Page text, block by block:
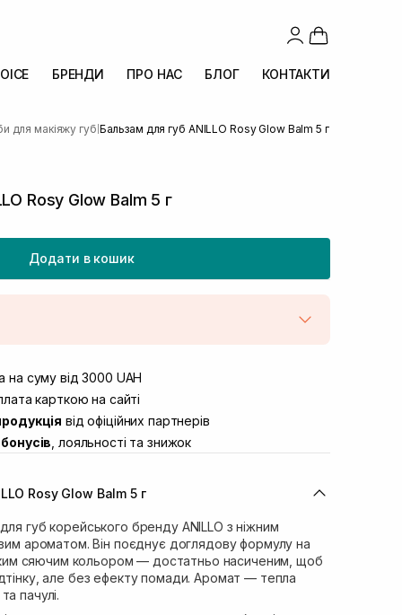
БРЕНДИ ПРО НАС БЛОГ КОНТАКТИ
для макіяжу губ Бальзам для губ ANILLO Rosy Glow Balm 5 г
Rosy Glow Balm 5 г
Додати в кошик
Винниченка 4
Академіка Підстригача, 1В (Duck’s
Івана Франка 36
Степана Бандери 45 В наявності
Кулика і Гудачека 23 (ТЦ Екватор) В наявності
на суму від 3000 UAH
карткою на сайті
від офіційних партнерів
, лояльності та знижок
Rosy Glow Balm 5 г
губ корейського бренду ANILLO з ніжним
ароматом. Він поєднує доглядову формулу на
сяючим кольором — достатньо насиченим, щоб
але без ефекту помади. Аромат — тепла
пачулі.